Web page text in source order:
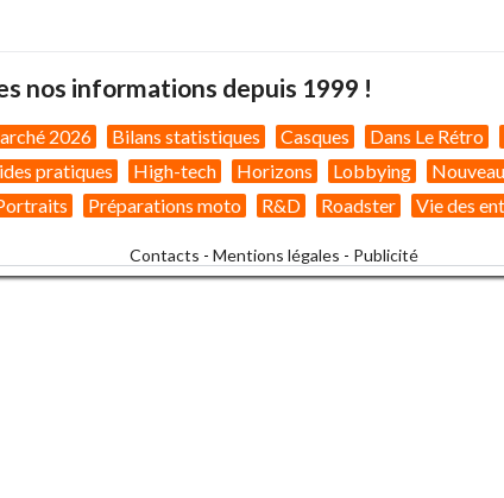
nos informations depuis 1999 !
2026 Bilans statistiques Casques Dans Le Rétro
pratiques High-tech Horizons Lobbying
Préparations moto R&D Roadster Vie des
Contacts - Mentions légales - Publicité